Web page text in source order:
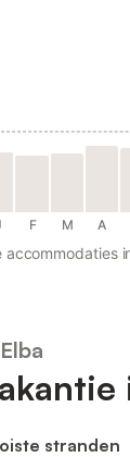
F M A
accommodaties
stranden